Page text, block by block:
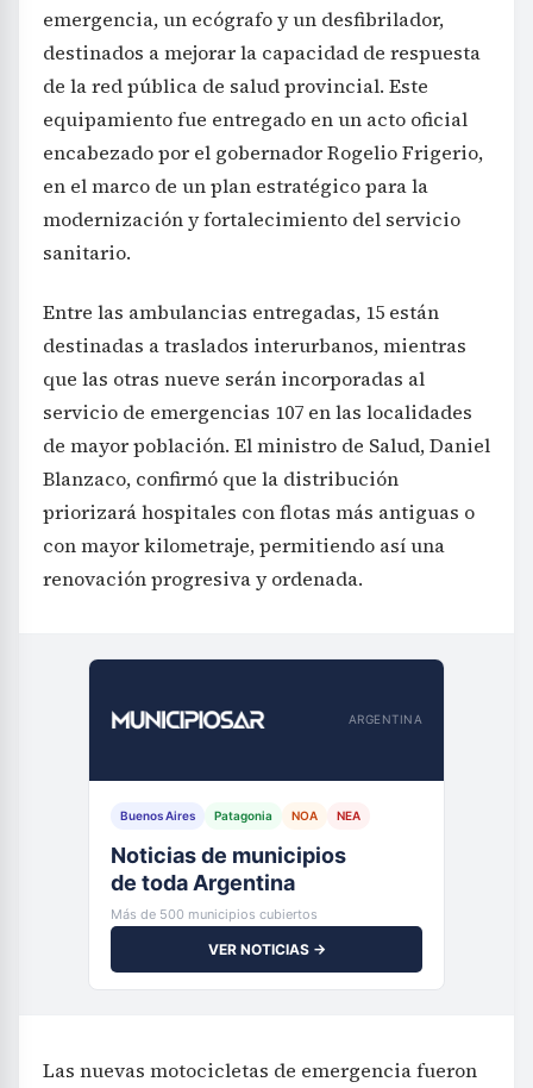
emergencia, un ecógrafo y un desfibrilador,
destinados a mejorar la capacidad de respuesta
de la red pública de salud provincial. Este
equipamiento fue entregado en un acto oficial
encabezado por el gobernador Rogelio Frigerio,
en el marco de un plan estratégico para la
modernización y fortalecimiento del servicio
sanitario.
Entre las ambulancias entregadas, 15 están
destinadas a traslados interurbanos, mientras
que las otras nueve serán incorporadas al
servicio de emergencias 107 en las localidades
de mayor población. El ministro de Salud, Daniel
Blanzaco, confirmó que la distribución
priorizará hospitales con flotas más antiguas o
con mayor kilometraje, permitiendo así una
renovación progresiva y ordenada.
ARGENTINA
Buenos Aires Patagonia NOA NEA
Noticias de municipios
de toda Argentina
Más de 500 municipios cubiertos
VER NOTICIAS →
Las nuevas motocicletas de emergencia fueron